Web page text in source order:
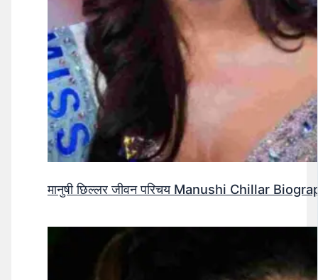
मानुषी छिल्लर जीवन परिचय Manushi Chillar